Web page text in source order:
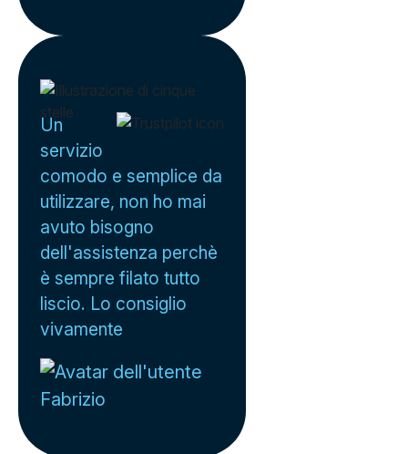
Un
servizio
comodo e semplice da
utilizzare, non ho mai
avuto bisogno
dell'assistenza perchè
è sempre filato tutto
liscio. Lo consiglio
vivamente
Fabrizio